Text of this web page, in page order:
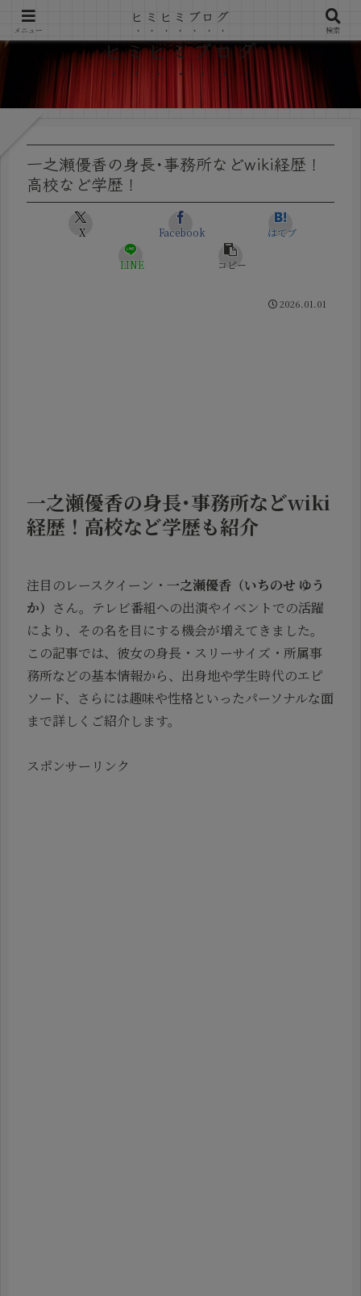
ヒミヒミブログ
一之瀬優香の身長･事務所などwiki経歴！
高校など学歴！
X Facebook はてブ
LINE コピー
2026.01.01
一之瀬優香の身長･事務所などwiki
経歴！高校など学歴も紹介
注目のレースクイーン・ 一之瀬優香（いちのせ ゆう
か） さん。テレビ番組への出演やイベントでの活躍
により、その名を目にする機会が増えてきました。
この記事では、彼女の身長・スリーサイズ・所属事
務所などの基本情報から、出身地や学生時代のエピ
ソード、さらには趣味や性格といったパーソナルな面
まで詳しくご紹介します。
スポンサーリンク
メニュー
ヒミヒミブログ
検索